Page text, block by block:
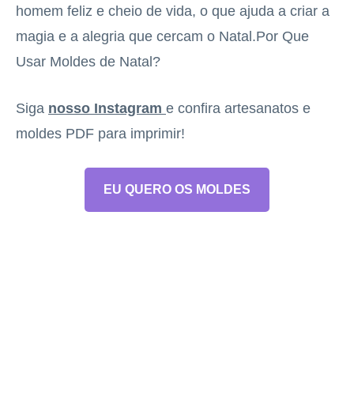
homem feliz e cheio de vida, o que ajuda a criar a
magia e a alegria que cercam o Natal.Por Que
Usar Moldes de Natal?
Siga nosso Instagram e confira artesanatos e
moldes PDF para imprimir!
EU QUERO OS MOLDES